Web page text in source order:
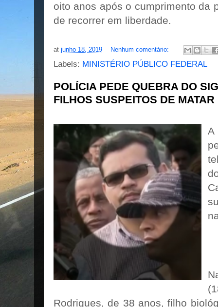
oito anos após o cumprimento da
de recorrer em liberdade.
at junho 18, 2019 Nenhum comentário:
Labels: MINISTÉRIO PÚBLICO FEDERAL
POLÍCIA PEDE QUEBRA DO
FILHOS SUSPEITOS DE MATAR
Rodrigues, de 38 anos, filho